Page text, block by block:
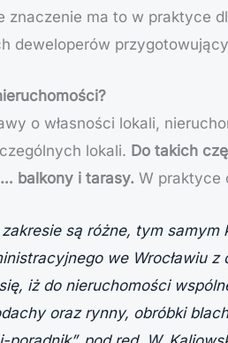
znaczenie ma to w praktyce
deweloperów
o własności lokali,
lokali. Do takich
balkony i tarasy. W praktyce
są różne, tym
we Wrocławiu
iż do nieruchomości
oraz rynny, obróbki